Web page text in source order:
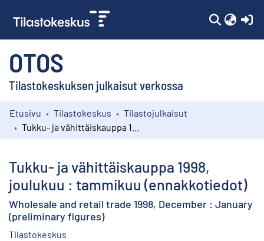
OTOS
Tilastokeskuksen julkaisut verkossa
Kokoelmat
Etusivu Tilastokeskus
Tilastojulkaisut
Tukku- ja vähittäiskauppa 1998,
joulukuu : tammikuu (ennakkotiedot)
Wholesale and retail trade 1998, December : January
(preliminary figures)
Tilastokeskus